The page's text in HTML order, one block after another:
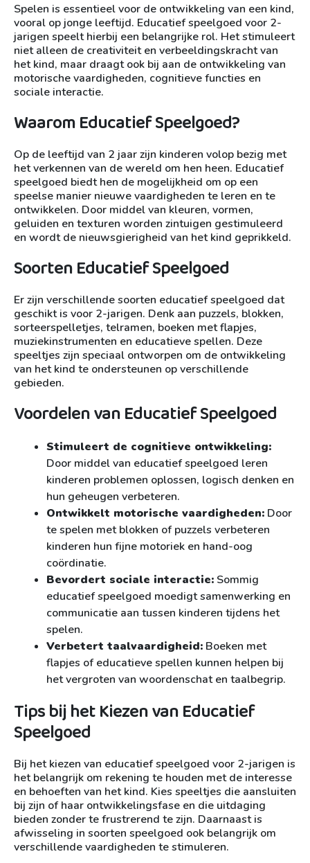
Spelen is essentieel voor de ontwikkeling van een kind,
vooral op jonge leeftijd. Educatief speelgoed voor 2-
jarigen speelt hierbij een belangrijke rol. Het stimuleert
niet alleen de creativiteit en verbeeldingskracht van
het kind, maar draagt ook bij aan de ontwikkeling van
motorische vaardigheden, cognitieve functies en
sociale interactie.
Waarom Educatief Speelgoed?
Op de leeftijd van 2 jaar zijn kinderen volop bezig met
het verkennen van de wereld om hen heen. Educatief
speelgoed biedt hen de mogelijkheid om op een
speelse manier nieuwe vaardigheden te leren en te
ontwikkelen. Door middel van kleuren, vormen,
geluiden en texturen worden zintuigen gestimuleerd
en wordt de nieuwsgierigheid van het kind geprikkeld.
Soorten Educatief Speelgoed
Er zijn verschillende soorten educatief speelgoed dat
geschikt is voor 2-jarigen. Denk aan puzzels, blokken,
sorteerspelletjes, telramen, boeken met flapjes,
muziekinstrumenten en educatieve spellen. Deze
speeltjes zijn speciaal ontworpen om de ontwikkeling
van het kind te ondersteunen op verschillende
gebieden.
Voordelen van Educatief Speelgoed
Stimuleert de cognitieve ontwikkeling:
Door middel van educatief speelgoed leren
kinderen problemen oplossen, logisch denken en
hun geheugen verbeteren.
Ontwikkelt motorische vaardigheden: Door
te spelen met blokken of puzzels verbeteren
kinderen hun fijne motoriek en hand-oog
coördinatie.
Bevordert sociale interactie: Sommig
educatief speelgoed moedigt samenwerking en
communicatie aan tussen kinderen tijdens het
spelen.
Verbetert taalvaardigheid: Boeken met
flapjes of educatieve spellen kunnen helpen bij
het vergroten van woordenschat en taalbegrip.
Tips bij het Kiezen van Educatief
Speelgoed
Bij het kiezen van educatief speelgoed voor 2-jarigen is
het belangrijk om rekening te houden met de interesse
en behoeften van het kind. Kies speeltjes die aansluiten
bij zijn of haar ontwikkelingsfase en die uitdaging
bieden zonder te frustrerend te zijn. Daarnaast is
afwisseling in soorten speelgoed ook belangrijk om
verschillende vaardigheden te stimuleren.